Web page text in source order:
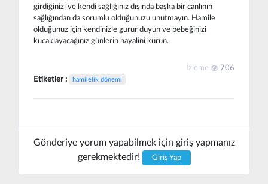
girdiğinizi ve kendi sağlığınız dışında başka bir canlının
sağlığından da sorumlu olduğunuzu unutmayın. Hamile
olduğunuz için kendinizle gurur duyun ve bebeğinizi
kucaklayacağınız günlerin hayalini kurun.
İzleme 706
Etiketler : hamilelik dönemi
Gönderiye yorum yapabilmek için giriş yapmanız
gerekmektedir!
Giriş Yap